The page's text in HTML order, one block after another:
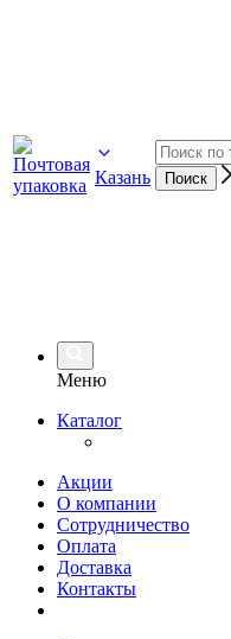
Казань
Меню
Каталог
Акции
О компании
Сотрудничество
Оплата
Доставка
Контакты